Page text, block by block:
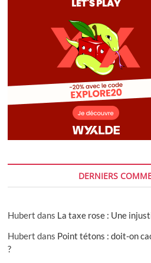
DERNIERS
Hubert dans La taxe rose : Une
Hubert dans Point tétons : doit-on
?